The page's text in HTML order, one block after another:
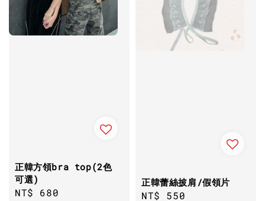
正韓方領bra top(2色
可選)
Regular
NT$ 680
正韓蕾絲披肩/假領片
Regular
NT$ 550